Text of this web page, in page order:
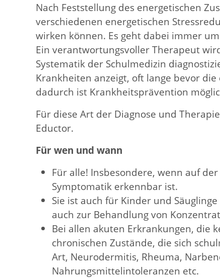
Nach Feststellung des energetischen
verschiedenen energetischen
wirken können. Es geht dabei immer
Ein verantwortungsvoller Therapeut
Systematik der Schulmedizin
Krankheiten anzeigt, oft lange bevor
dadurch ist Krankheitsprävention
Für diese Art der Diagnose und
Eductor.
Für wen und wann
Für alle! Insbesondere, wenn auf
Symptomatik erkennbar ist.
Sie ist auch für Kinder und
auch zur Behandlung von
Bei allen akuten Erkrankungen, die
chronischen Zustände, die sich
Art, Neurodermitis, Rheuma,
Nahrungsmittelintoleranzen etc.